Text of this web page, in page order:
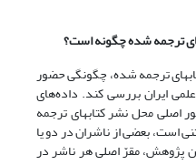
ترجمه شده چگونه است؟
ترجمه شده، چگونگی حضور
ایران بررسی کند. داده‌های
اصلی محل نشر کتابهای ترجمه
گفتنی است، بعضی از ناشران در دو یا
پژوهش، مقرّ اصلی هر ناشر در